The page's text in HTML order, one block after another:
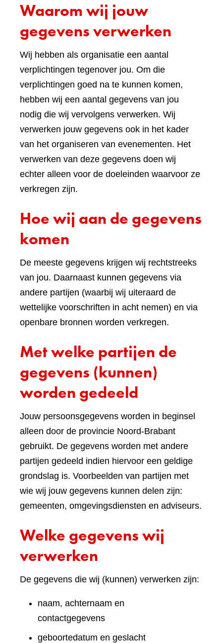
Waarom wij jouw
gegevens verwerken
Wij hebben als organisatie een aantal
verplichtingen tegenover jou. Om die
verplichtingen goed na te kunnen komen,
hebben wij een aantal gegevens van jou
nodig die wij vervolgens verwerken. Wij
verwerken jouw gegevens ook in het kader
van het organiseren van evenementen. Het
verwerken van deze gegevens doen wij
echter alleen voor de doeleinden waarvoor ze
verkregen zijn.
Hoe wij aan de gegevens
komen
De meeste gegevens krijgen wij rechtstreeks
van jou. Daarnaast kunnen gegevens via
andere partijen (waarbij wij uiteraard de
wettelijke voorschriften in acht nemen) en via
openbare bronnen worden verkregen.
Met welke partijen de
gegevens (kunnen)
worden gedeeld
Jouw persoonsgegevens worden in beginsel
alleen door de provincie Noord-Brabant
gebruikt. De gegevens worden met andere
partijen gedeeld indien hiervoor een geldige
grondslag is. Voorbeelden van partijen met
wie wij jouw gegevens kunnen delen zijn:
gemeenten, omgevingsdiensten en adviseurs.
Welke gegevens wij
verwerken
De gegevens die wij (kunnen) verwerken zijn:
naam, achternaam en
contactgegevens
geboortedatum en geslacht